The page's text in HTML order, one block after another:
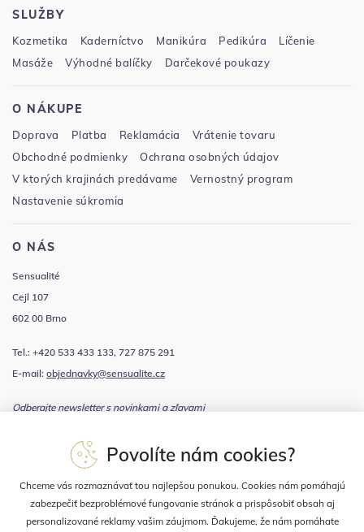
SLUŽBY
Kozmetika Kaderníctvo Manikúra Pedikúra
Líčenie
Masáže
Výhodné balíčky Darčekové poukazy
O NÁKUPE
Doprava Platba Reklamácia
Vrátenie tovaru
Obchodné podmienky
Ochrana osobných údajov
V ktorých krajinách predávame
Vernostný program
Nastavenie súkromia
O NÁS
Sensualité
Cejl 107
602 00 Brno
Tel.: +420 533 433 133, 727 875 291
E-mail: objednavky@sensualite.cz
Odberajte newsletter s novinkami a zľavami
Súhlasím sa spracovaním osobných údajov
Povolíte nám cookies?
Chceme vás rozmaznávať tou najlepšou ponukou. Cookies nám pomáhajú
zabezpečiť bezproblémové fungovanie stránok a prispôsobiť obsah aj
personalizované reklamy vašim záujmom. Ďakujeme, že nám pomáhate